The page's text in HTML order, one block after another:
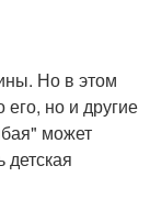
Но в этом
но и другие
может
детская